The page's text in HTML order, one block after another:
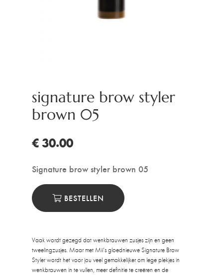
signature brow styler
brown 05
€ 30.00
Signature brow styler brown 05
BESTELLEN
Vaak wordt gezegd dat wenkbrauwen zusjes zijn en geen
tweelingzusjes. Maar met Mii's gloednieuwe Signature Brow
Styler wordt het voor jou veel gemakkelijker om lege plekjes in
wenkbrauwen in te vullen, meer definitie te creëren en de